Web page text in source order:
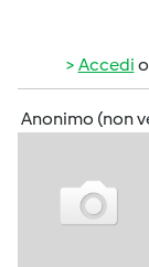
Accedi o
Anonimo (non